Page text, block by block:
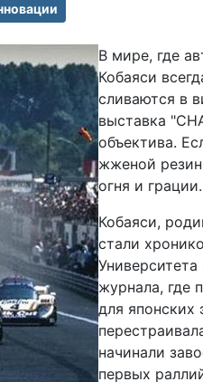
В мире, где
Кобаяси
сливаются в
выставка
объектива.
жженой
огня и грации.
Кобаяси,
стали
журнала, где
для японских
начинали
первых